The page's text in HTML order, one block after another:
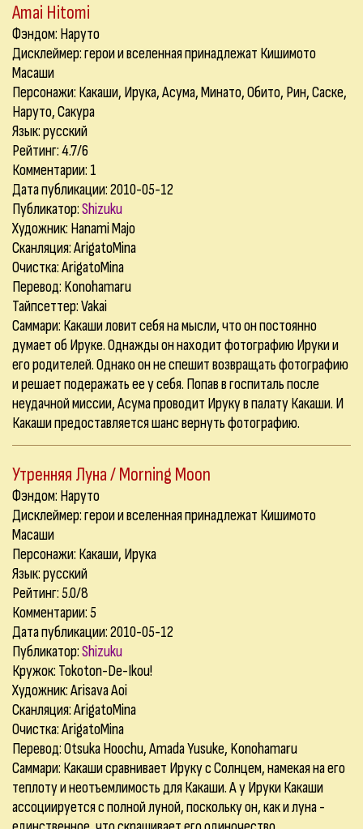
Amai Hitomi
Фэндом: Наруто
Дисклеймер: герои и вселенная принадлежат Кишимото
Масаши
Персонажи: Какаши, Ирука, Асума, Минато, Обито, Рин, Саске,
Наруто, Сакура
Язык: русский
Рейтинг: 4.7/6
Комментарии: 1
Дата публикации: 2010-05-12
Публикатор:Shizuku
Художник: Hanami Majo
Сканляция: ArigatoMina
Очистка: ArigatoMina
Перевод: Konohamaru
Тайпсеттер: Vakai
Саммари: Какаши ловит себя на мысли, что он постоянно
думает об Ируке. Однажды он находит фотографию Ируки и
его родителей. Однако он не спешит возвращать фотографию
и решает подеражать ее у себя. Попав в госпиталь после
неудачной миссии, Асума проводит Ируку в палату Какаши. И
Какаши предоставляется шанс вернуть фотографию.
Утренняя Луна / Morning Moon
Фэндом: Наруто
Дисклеймер: герои и вселенная принадлежат Кишимото
Масаши
Персонажи: Какаши, Ирука
Язык: русский
Рейтинг: 5.0/8
Комментарии:5
Дата публикации: 2010-05-12
Публикатор:Shizuku
Кружок: Tokoton-De-Ikou!
Художник: Arisava Aoi
Сканляция: ArigatoMina
Очистка: ArigatoMina
Перевод: Otsuka Hoochu, Amada Yusuke, Konohamaru
Саммари: Какаши сравнивает Ируку с Солнцем, намекая на его
теплоту и неотъемлимость для Какаши. А у Ируки Какаши
ассоциируется с полной луной, поскольку он, как и луна -